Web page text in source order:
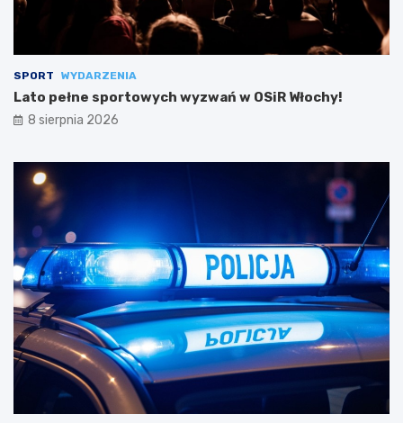
SPORT WYDARZENIA
Lato pełne sportowych wyzwań w OSiR Włochy!
8 sierpnia 2026